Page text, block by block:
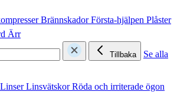
BrännskadorFörsta-hjälpen Plåster
Ärr
Tillbaka
Se alla
LinserLinsvätskorRöda och irriterade ögon